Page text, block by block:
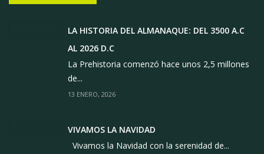
LA HISTORIA DEL ALMANAQUE: DEL 3500 A.C
AL 2026 D.C
La Prehistoria comenzó hace unos 2,5 millones
de...
13 ENERO, 2026
VIVAMOS LA NAVIDAD
Vivamos la Navidad con la serenidad de...